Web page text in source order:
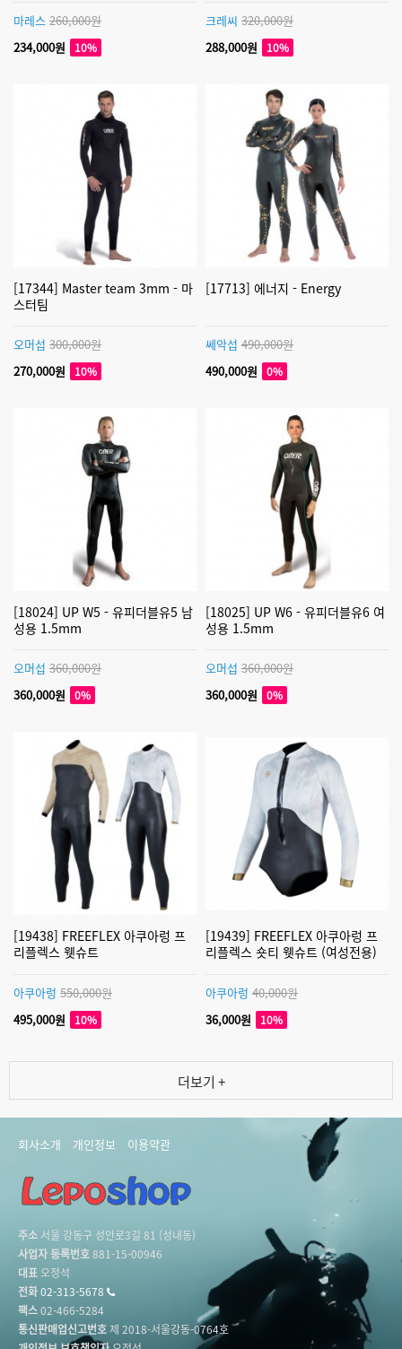
마레스 260,000원
234,000원
10%
크레씨 320,000원
288,000원
10%
[17344] Master team 3mm - 마
스터팀
오머섭 300,000원
270,000원
10%
[17713] 에너지 - Energy
쎄악섭 490,000원
490,000원
0%
[18024] UP W5 - 유피더블유5 남
성용 1.5mm
오머섭 360,000원
360,000원
0%
[18025] UP W6 - 유피더블유6 여
성용 1.5mm
오머섭 360,000원
360,000원
0%
[19438] FREEFLEX 아쿠아렁 프
리플렉스 웻슈트
아쿠아렁 550,000원
495,000원
10%
[19439] FREEFLEX 아쿠아렁 프
리플렉스 숏티 웻슈트 (여성전용)
아쿠아렁 40,000원
36,000원
10%
더보기 +
회사소개 개인정보 이용약관
주소 서울 강동구 성안로3길 81 (성내동)
사업자 등록번호881-15-00946
대표오정석
전화02-313-5678
팩스02-466-5284
통신판매업신고번호제 2018-서울강동-0764호